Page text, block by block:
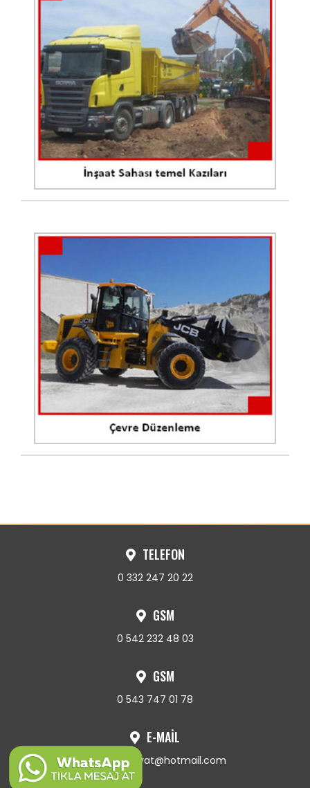
TELEFON
0 332 247 20 22
GSM
0 542 232 48 03
GSM
0 543 747 01 78
E-MAİL
ozkarahafriyat@hotmail.com